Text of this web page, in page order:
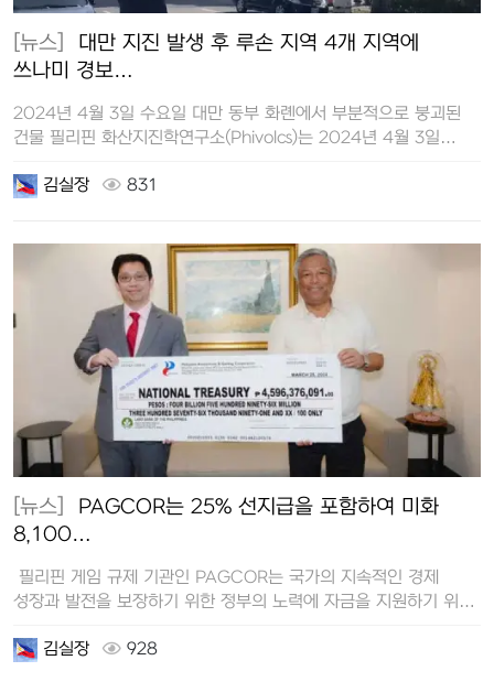
[뉴스]
쓰나미 경보…
2024년 4월 3일 수요일 대만 동부 화롄에서 부분적으로 붕괴된
건물 필리핀 화산지진학연구소(Phivolcs)는 2024년 4월 3일…
김실장 831
[뉴스]
8,100…
필리핀 게임 규제 기관인 PAGCOR는 국가의 지속적인 경제
성장과 발전을 보장하기 위한 정부의 노력에 자금을 지원하기 위해
김실장
928